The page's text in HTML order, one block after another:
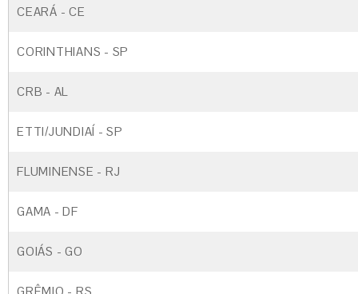
CEARÁ - CE
CORINTHIANS - SP
CRB - AL
ETTI/JUNDIAÍ - SP
FLUMINENSE - RJ
GAMA - DF
GOIÁS - GO